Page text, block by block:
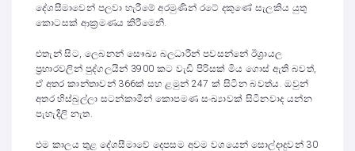
දේශසීමාවෙන් පලවා හැරීමේ අරමුණින් රටේ දකුණේ සැලකිය යුතු
කොටසක් ආක්‍රමණය කිරීමෙනි.
එතැන් සිට, ලෙබනන් සෞඛ්‍ය බලධාරීන් පවසන්නේ ඊශ්‍රායල
ප්‍රහාරවලින් පුද්ගලයින් 3900 කට වැඩි පිරිසක් මිය ගොස් ඇති බවත්,
ඒ අතර කාන්තාවන් 366ක් සහ ළමුන් 247 ක් සිටින බවත්ය. ඔවුන්
අතර හිස්බුල්ලා සටන්කාමීන් කොපමණ සංඛ්‍යාවක් සිටිනවාද යන්න
පැහැදිලි නැත.
එම කාලය තුළ දේශසීමාවේ දෙපසම අවම වශයෙන් සොල්දාදුවන් 30